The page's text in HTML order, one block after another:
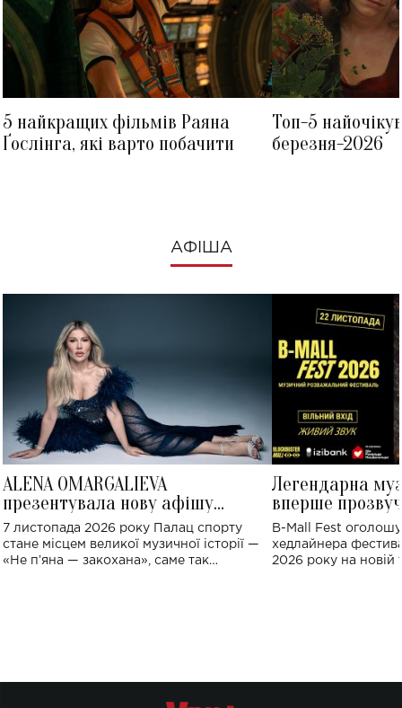
5 найкращих фільмів Раяна
Ґослінга, які варто побачити
Топ-5
березня-2026
АФІША
ALENA OMARGALIEVA
презентувала нову афішу
великого концерту в Палаці
спорту
7 листопада 2026 року Палац спорту
стане місцем великої музичної історії —
«Не пʼяна — закохана», саме так
Легендарна
вперше
Україні: де
B-Mall Fest
хедлайнера
2026 року на новій